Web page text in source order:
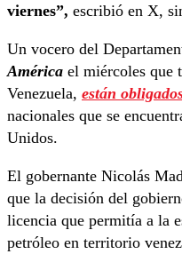
viernes”, escribió en X,
Un vocero del
América el miércoles que
Venezuela, están
nacionales que se
Unidos.
El gobernante Nicolás
que la decisión del
licencia que permitía a la
petróleo en territorio